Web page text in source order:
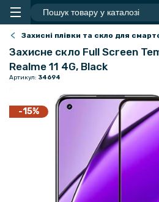
Захисні плівки та скло для
Захисне скло Full Screen
Realme 11 4G, Black
Артикул: 34694
-15%